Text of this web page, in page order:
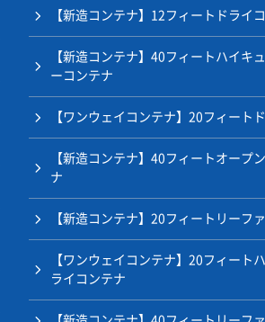
【新造コンテナ】12フィートドライ
【新造コンテナ】40フィートハイキ
ーコンテナ
【ワンウェイコンテナ】20フィート
【新造コンテナ】40フィートオープ
ナ
【新造コンテナ】20フィートリーフ
【ワンウェイコンテナ】20フィート
ライコンテナ